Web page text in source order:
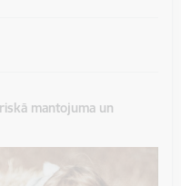
mantojuma un